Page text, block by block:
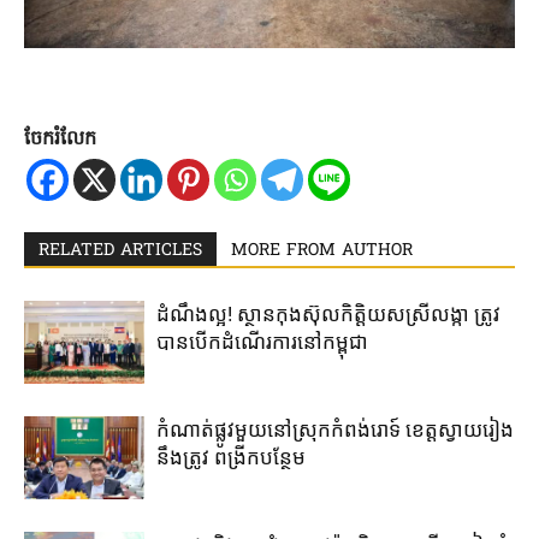
ចែករំលែក
RELATED ARTICLES MORE FROM AUTHOR
ដំណឹងល្អ! ស្ថាន​កុងស៊ុល​កិត្តិយស​ស្រីលង្កា​ ត្រូវ​
បាន​បើក​ដំណើរការ​នៅ​កម្ពុជា​
កំណាត់ផ្លូវមួយនៅស្រុកកំពង់រោទ៍ ខេត្តស្វាយរៀង
នឹងត្រូវ ពង្រីកបន្ថែម